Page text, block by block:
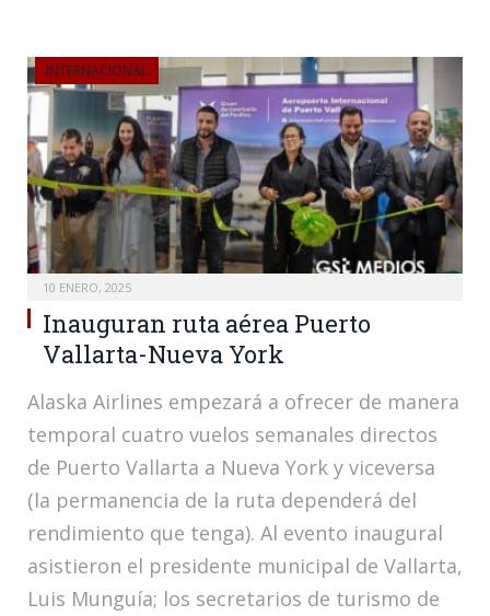
INTERNACIONAL
10 ENERO, 2025
Inauguran ruta aérea Puerto
Vallarta-Nueva York
Alaska Airlines empezará a ofrecer de manera
temporal cuatro vuelos semanales directos
de Puerto Vallarta a Nueva York y viceversa
(la permanencia de la ruta dependerá del
rendimiento que tenga). Al evento inaugural
asistieron el presidente municipal de Vallarta,
Luis Munguía; los secretarios de turismo de